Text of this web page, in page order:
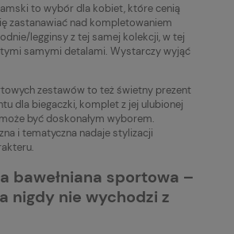
to wybór dla kobiet, które cenią
zastanawiać nad kompletowaniem
legginsy z tej samej kolekcji, w tej
samymi detalami. Wystarczy wyjąć
zestawów to też świetny prezent
dla biegaczki, komplet z jej ulubionej
być doskonałym wyborem.
i tematyczna nadaje stylizacji
bawełniana sportowa –
nigdy nie wychodzi z